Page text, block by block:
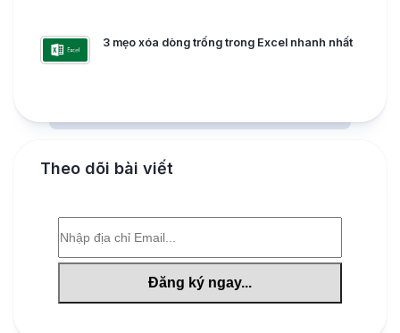
3 mẹo xóa dòng trống trong Excel nhanh nhất
Theo dõi bài viết